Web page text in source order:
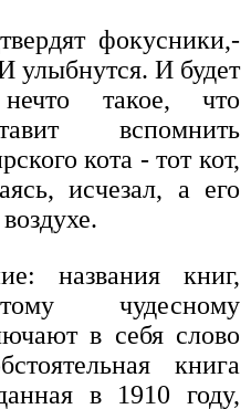
фокусники,-
улыбнутся. И будет
такое, что
вспомнить
кота - тот кот,
исчезал, а его
названия книг,
чудесному
в себя слово
книга
в 1910 году,